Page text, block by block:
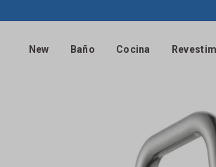
New Baño Cocina